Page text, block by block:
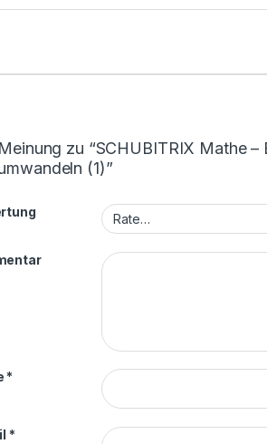
zu “SCHUBITRIX Mathe –
(1)”
*
*